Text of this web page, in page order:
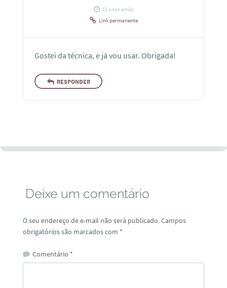
11 anos atrás
Link permanente
Gostei da técnica, e já vou usar. Obrigada!
RESPONDER
Deixe um comentário
O seu endereço de e-mail não será publicado.Campos
obrigatórios são marcados com *
Comentário *